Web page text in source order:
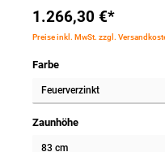
1.266,30 €*
Preise inkl. MwSt. zzgl.
Farbe
Zaunhöhe